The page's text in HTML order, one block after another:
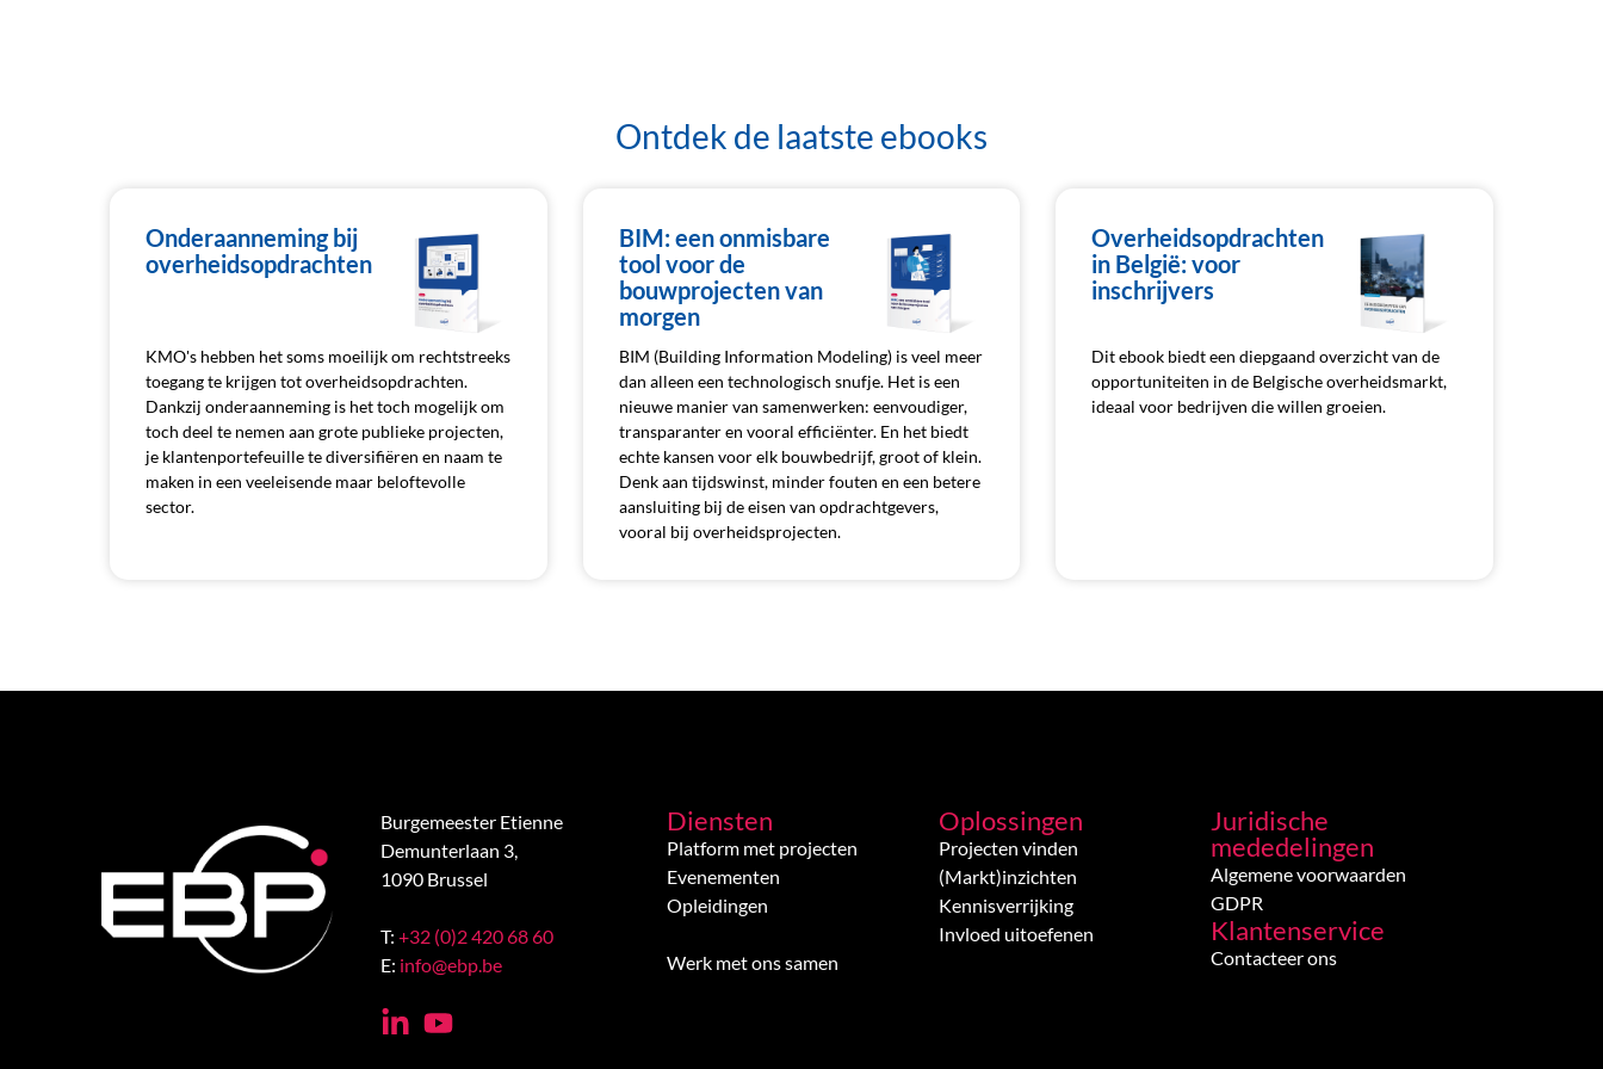
Ontdek de laatste ebooks
Onderaanneming bij
overheidsopdrachten
KMO's hebben het soms moeilijk om rechtstreeks
toegang te krijgen tot overheidsopdrachten.
Dankzij onderaanneming is het toch mogelijk om
toch deel te nemen aan grote publieke projecten,
je klantenportefeuille te diversifiëren en naam te
maken in een veeleisende maar beloftevolle
sector.
BIM: een onmisbare
tool voor de
bouwprojecten van
morgen
BIM (Building Information Modeling) is veel meer
dan alleen een technologisch snufje. Het is een
nieuwe manier van samenwerken: eenvoudiger,
transparanter en vooral efficiënter. En het biedt
echte kansen voor elk bouwbedrijf, groot of klein.
Denk aan tijdswinst, minder fouten en een betere
aansluiting bij de eisen van opdrachtgevers,
vooral bij overheidsprojecten.
Overheidsopdrachten
in België: voor
inschrijvers
Dit ebook biedt een diepgaand overzicht van de
opportuniteiten in de Belgische overheidsmarkt,
ideaal voor bedrijven die willen groeien.
Burgemeester Etienne
Demunterlaan 3,
1090 Brussel
T: +32 (0)2 420 68 60
E: info@ebp.be
Diensten
Platform met projecten
Evenementen
Opleidingen
Werk met ons samen
Oplossingen
Projecten vinden
(Markt)inzichten
Kennisverrijking
Invloed uitoefenen
Juridische
mededelingen
Algemene voorwaarden
GDPR
Klantenservice
Contacteer ons